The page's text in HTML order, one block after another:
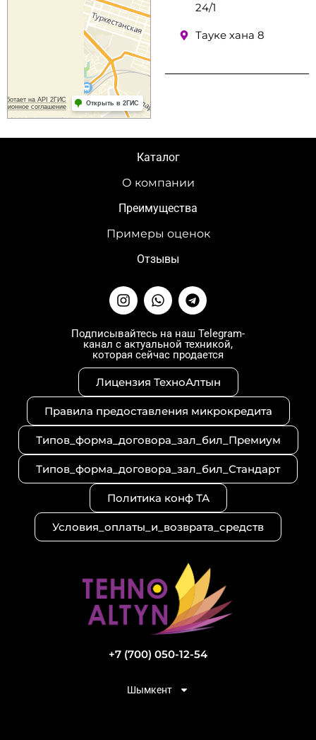
24/1
Тауке хана 8
+7 (700) 050-12-54
Шымкент
I
n
t
a
g
r
a
m
W
h
t
s
a
p
p
T
e
e
g
r
a
m
Подписывайтесь на наш Telegram-
канал с актуальной техникой,
которая сейчас продается
Лицензия ТехноАлтын
Правила предоставления микрокредита
Типов_форма_договора_зал_бил_Премиум
Типов_форма_договора_зал_бил_Стандарт
Политика конф ТА
Условия_оплаты_и_возврата_средств
Каталог
О компании
Преимущества
Примеры оценок
Отзывы